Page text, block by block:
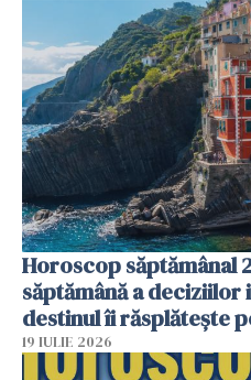
Horoscop săptămânal
săptămână a
destinul îi răsplătește
19 IULIE 2026